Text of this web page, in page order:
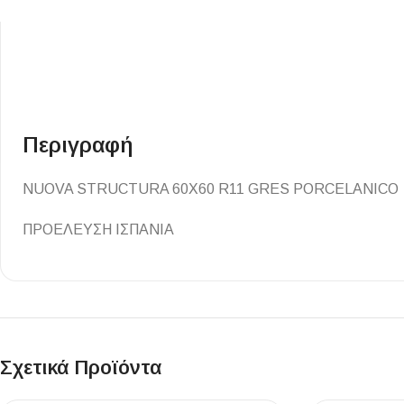
Περιγραφή
NUOVA STRUCTURA 60X60 R11 GRES PORCELANICO
ΠΡΟΕΛΕΥΣΗ ΙΣΠΑΝΙΑ
Σχετικά Προϊόντα